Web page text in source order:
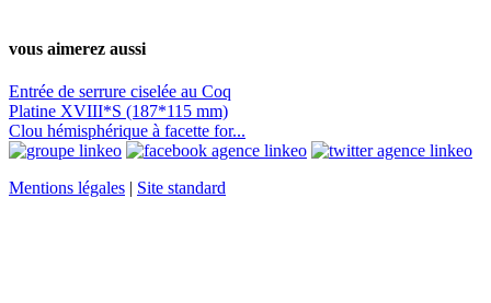
vous aimerez aussi
Entrée de serrure ciselée au Coq
Platine XVIII*S (187*115 mm)
Clou hémisphérique à facette for...
Mentions légales | Site standard